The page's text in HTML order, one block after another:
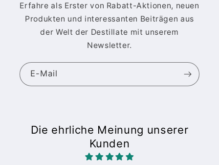
Erfahre als Erster von Rabatt-Aktionen, neuen
Produkten und interessanten Beiträgen aus
der Welt der Destillate mit unserem
Newsletter.
E-Mail
Die ehrliche Meinung unserer
Kunden